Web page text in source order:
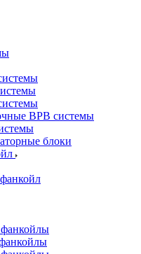
ВРВ системы
блоки